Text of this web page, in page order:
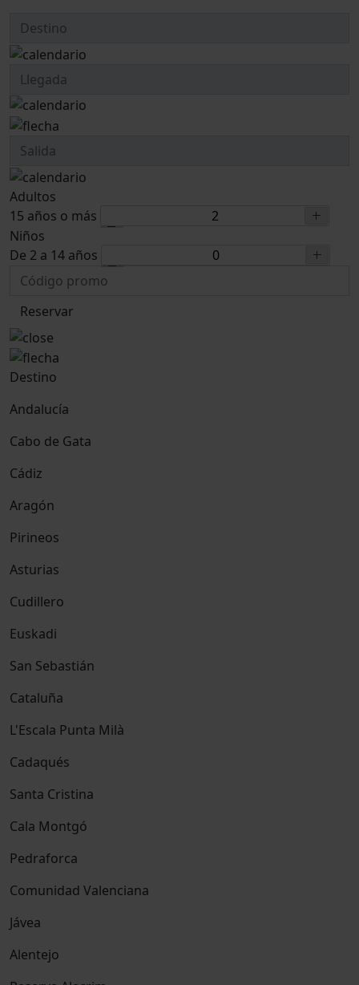
Adultos
15 años o más
Niños
De 2 a 14 años
Reservar
Destino
Andalucía
Cabo de Gata
Cádiz
Aragón
Pirineos
Asturias
Cudillero
Euskadi
San Sebastián
Cataluña
L'Escala Punta Milà
Cadaqués
Santa Cristina
Cala Montgó
Pedraforca
Comunidad Valenciana
Jávea
Alentejo